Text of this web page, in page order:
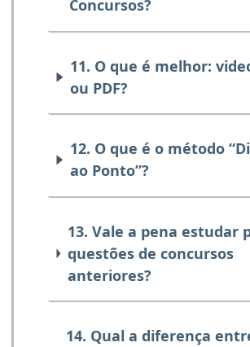
Concursos?
11. O que é melhor:
ou PDF?
12. O que é o método
ao Ponto”?
13. Vale a pena estudar
questões de concursos
anteriores?
14. Qual a diferença